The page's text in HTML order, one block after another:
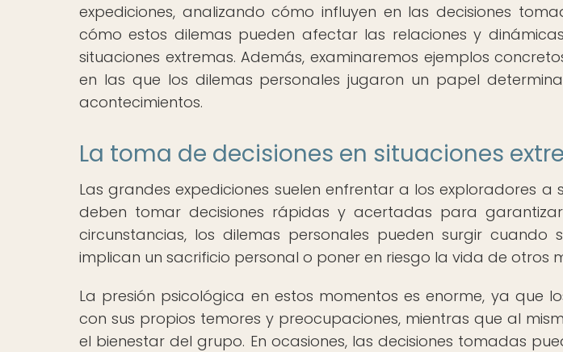
expediciones, analizando cómo influyen en las decisiones
cómo estos dilemas pueden afectar las relaciones y
situaciones extremas. Además, examinaremos ejemplos
en las que los dilemas personales jugaron un papel
acontecimientos.
La toma de decisiones en situaciones
Las grandes expediciones suelen enfrentar a los exploradores a
deben tomar decisiones rápidas y acertadas para garantizar
circunstancias, los dilemas personales pueden surgir cuando
implican un sacrificio personal o poner en riesgo la vida de otros
La presión psicológica en estos momentos es enorme, ya que
con sus propios temores y preocupaciones, mientras que al
el bienestar del grupo. En ocasiones, las decisiones tomadas